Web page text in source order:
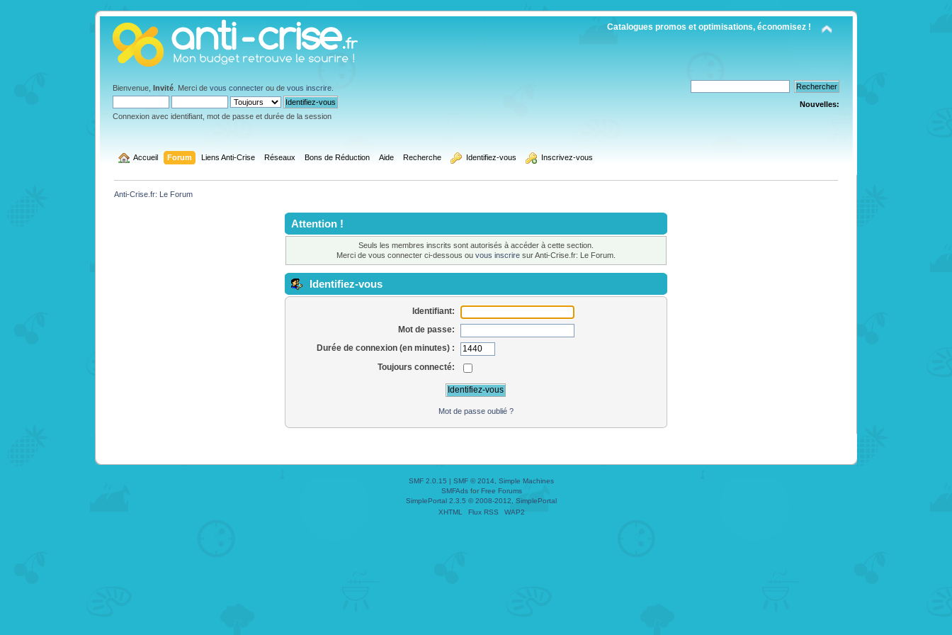
Catalogues promos et optimisations, économisez !
Bienvenue,Invité . Merci devous connecter ou devous inscrire
Connexion avec identifiant, mot de passe et durée de la session
Nouvelles:
Accueil Forum Liens Anti-Crise Réseaux Bons de Réduction Aide Recherche Identifiez-vous Inscrivez-vous
Anti-Crise.fr: Le Forum
Attention !
Seuls les membres inscrits sont autorisés à accéder à cette section.
Merci de vous connecter ci-dessous ou vous inscriresur Anti-Crise.fr: Le Forum.
Identifiez-vous
Identifiant:
Mot de passe:
Durée de connexion (en minutes) :
Toujours connecté:
Mot de passe oublié ?
SMF 2.0.15 | SMF © 2014
Simple Machines
SMFAdsfor Free Forums
SimplePortal 2.3.5 © 2008-2012, SimplePortal
XHTML
Flux RSS WAP2